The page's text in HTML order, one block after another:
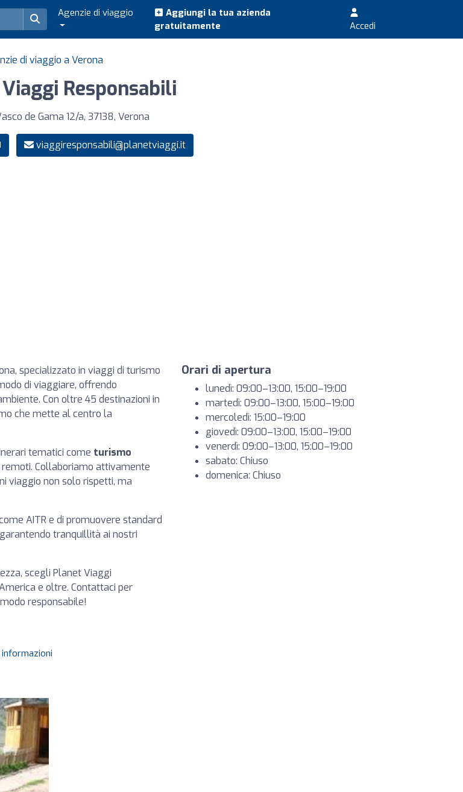
Agenzie di viaggio
Aggiungi la tua azienda
gratuitamente
Accedi
di viaggio a Verona
Responsabili
de Gama 12/a, 37138, Verona
viaggiresponsabili@planetviaggi.it
specializzato in viaggi di turismo
di viaggiare, offrendo
Con oltre 45 destinazioni in
che mette al centro la
tematici come turismo
Collaboriamo attivamente
viaggio non solo rispetti, ma
AITR e di promuovere standard
tranquillità ai nostri
scegli Planet Viaggi
e oltre. Contattaci per
responsabile!
Orari di apertura
lunedì: 09:00–13:00, 15:00–19:00
martedì: 09:00–13:00, 15:00–19:00
mercoledì: 15:00–19:00
giovedì: 09:00–13:00, 15:00–19:00
venerdì: 09:00–13:00, 15:00–19:00
sabato: Chiuso
domenica: Chiuso